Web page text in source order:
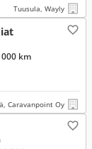
Tuusula, Wayly
000 km
Caravanpoint Oy